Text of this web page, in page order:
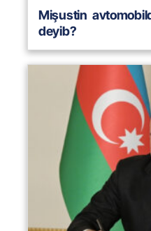
Mişustin
deyib?